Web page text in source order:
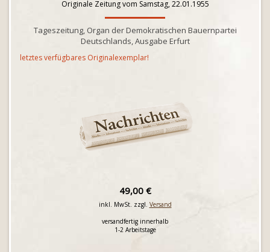
Originale Zeitung vom Samstag, 22.01.1955
Tageszeitung, Organ der Demokratischen Bauernpartei
Deutschlands, Ausgabe Erfurt
letztes verfügbares Originalexemplar!
49,00 €
inkl. MwSt. zzgl. Versand
versandfertig innerhalb
1-2 Arbeitstage